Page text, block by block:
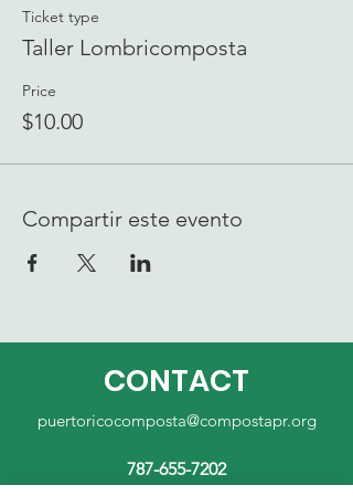
Ticket type
Taller Lombricomposta
Price
$10.00
Compartir este evento
CONTACT
puertoricocomposta@compostapr.org
787-655-7202